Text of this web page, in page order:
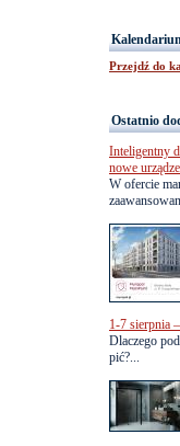
Przejdź do
Ostatnio
Inteligentny
nowe
W ofercie
1-7 sierpnia
Dlaczego
pić?...